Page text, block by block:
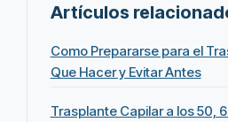
Artículos
Como Prepararse para el
Que Hacer y Evitar Antes
Trasplante Capilar a los 50,